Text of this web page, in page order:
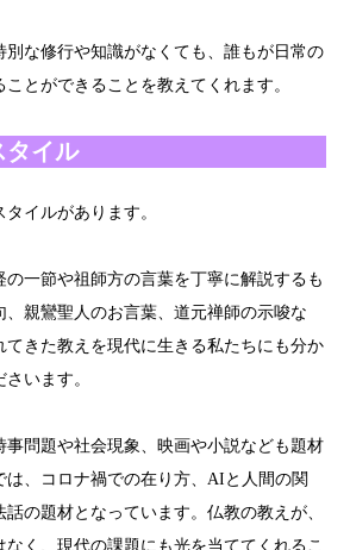
別な修行や知識がなくても、誰もが日常の
とができることを教えてくれます。
タイル
イルがあります。
の一節や祖師方の言葉を丁寧に解説するも
、親鸞聖人のお言葉、道元禅師の示唆な
てきた教えを現代に生きる私たちにも分か
います。
事問題や社会現象、映画や小説なども題材
は、コロナ禍での在り方、AIと人間の関
の題材となっています。仏教の教えが、
く、現代の課題にも光を当ててくれるこ